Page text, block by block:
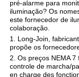
pré-alarme para
iluminação? Os
este fornecedor de
colaboração.
1. Long-Join,
propõe os
2. Os preços NEMA
controle de marcha/
en charge des